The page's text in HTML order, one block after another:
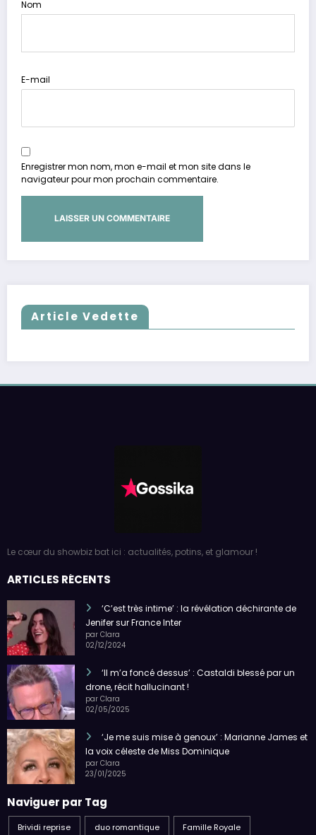
Nom
E-mail
Enregistrer mon nom, mon e-mail et mon site dans le
navigateur pour mon prochain commentaire.
Article Vedette
Le cœur du showbiz bat ici : actualités, potins, et glamour !
ARTICLES RÉCENTS
‘C’est très intime’ : la révélation déchirante de
Jenifer sur France Inter
par Clara
02/12/2024
‘Il m’a foncé dessus’ : Castaldi blessé par un
drone, récit hallucinant !
par Clara
02/05/2025
‘Je me suis mise à genoux’ : Marianne James et
la voix céleste de Miss Dominique
par Clara
23/01/2025
Naviguer par Tag
Brividi reprise duo romantique Famille Royale